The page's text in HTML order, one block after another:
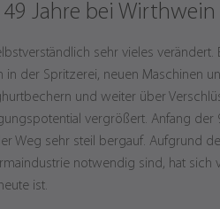
49 Jahre bei
sehr vieles
in der Spritzerei, neuen Maschinen
und weiter über
vergrößert. Anfang
Weg sehr steil bergauf. Aufgrund
notwendig sind, hat
ist.